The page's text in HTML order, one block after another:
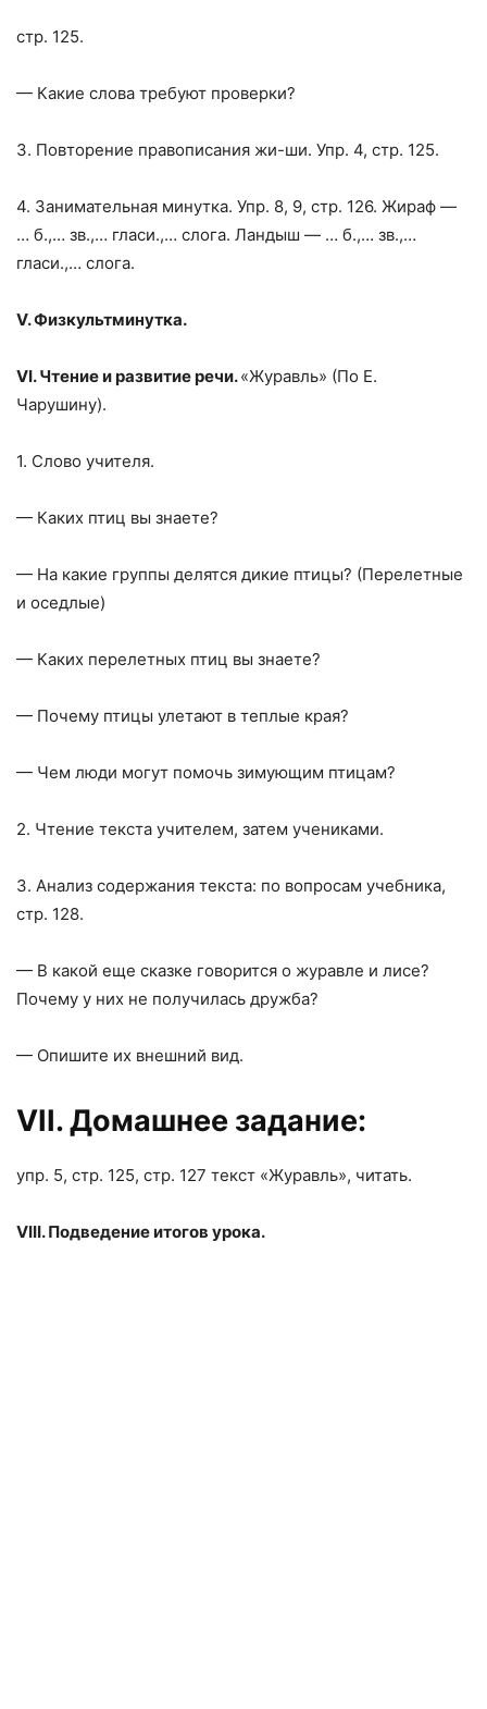
стр. 125.
— Какие слова требуют проверки?
3. Повторение правописания жи-ши. Упр. 4, стр. 125.
4. Занимательная минутка. Упр. 8, 9, стр. 126. Жираф —
… б.,… зв.,… гласи.,… слога. Ландыш — … б.,… зв.,…
гласи.,… слога.
V. Физкультминутка.
VI. Чтение и развитие речи.«Журавль» (По Е.
Чарушину).
1. Слово учителя.
— Каких птиц вы знаете?
— На какие группы делятся дикие птицы? (Перелетные
и оседлые)
— Каких перелетных птиц вы знаете?
— Почему птицы улетают в теплые края?
— Чем люди могут помочь зимующим птицам?
2. Чтение текста учителем, затем учениками.
3. Анализ содержания текста: по вопросам учебника,
стр. 128.
— В какой еще сказке говорится о журавле и лисе?
Почему у них не получилась дружба?
— Опишите их внешний вид.
VII. Домашнее задание:
упр. 5, стр. 125, стр. 127 текст «Журавль», читать.
VIII. Подведение итогов урока.